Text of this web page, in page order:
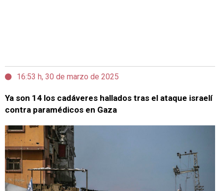
16:53 h, 30 de marzo de 2025
Ya son 14 los cadáveres hallados tras el ataque israelí
contra paramédicos en Gaza